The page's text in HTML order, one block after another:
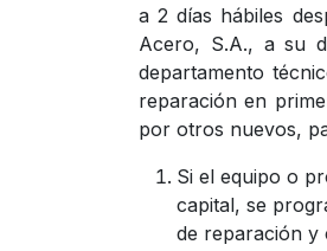
a 2 días hábiles
Acero, S.A., a su
departamento
reparación en
por otros nuevos,
Si el equipo o
capital, se
de reparación y